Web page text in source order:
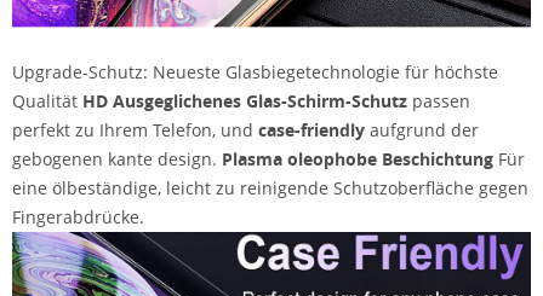
Upgrade-Schutz: Neueste Glasbiegetechnologie für höchste
Qualität HD Ausgeglichenes Glas-Schirm-Schutz passen
perfekt zu Ihrem Telefon, und case-friendly aufgrund der
gebogenen kante design. Plasma oleophobe Beschichtung Für
eine ölbeständige, leicht zu reinigende Schutzoberfläche gegen
Fingerabdrücke.